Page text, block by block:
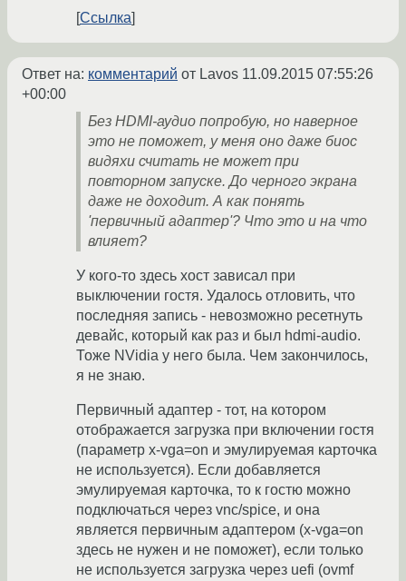
Ссылка
Ответ на: комментарий от Lavos 11.09.2015 07:55:26
+00:00
Без HDMI-аудио попробую, но наверное
это не поможет, у меня оно даже биос
видяхи считать не может при
повторном запуске. До черного экрана
даже не доходит. А как понять
'первичный адаптер'? Что это и на что
влияет?
У кого-то здесь хост зависал при
выключении гостя. Удалось отловить, что
последняя запись - невозможно ресетнуть
девайс, который как раз и был hdmi-audio.
Тоже NVidia у него была. Чем закончилось,
я не знаю.
Первичный адаптер - тот, на котором
отображается загрузка при включении гостя
(параметр x-vga=on и эмулируемая карточка
не используется). Если добавляется
эмулируемая карточка, то к гостю можно
подключаться через vnc/spice, и она
является первичным адаптером (x-vga=on
здесь не нужен и не поможет), если только
не используется загрузка через uefi (ovmf